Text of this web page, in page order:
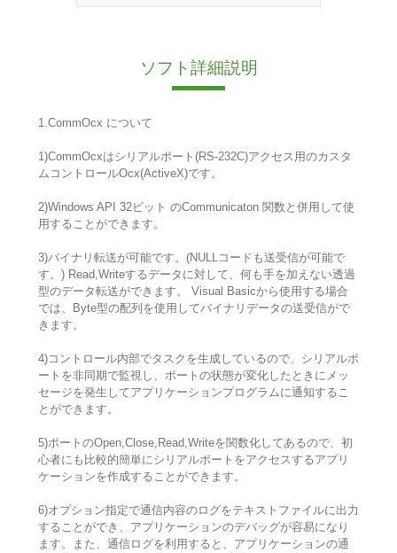
ソフト詳細説明
1.CommOcx について
1)CommOcxはシリアルポート(RS-232C)アクセス用のカスタ
ムコントロールOcx(ActiveX)です。
2)Windows API 32ビット のCommunicaton 関数と併用して使
用することができます。
3)バイナリ転送が可能です。(NULLコードも送受信が可能で
す。) Read,Writeするデータに対して、何も手を加えない透過
型のデータ転送ができます。 Visual Basicから使用する場合
では、Byte型の配列を使用してバイナリデータの送受信がで
きます。
4)コントロール内部でタスクを生成しているので、シリアルポ
ートを非同期で監視し、ポートの状態が変化したときにメッ
セージを発生してアプリケーションプログラムに通知するこ
とができます。
5)ポートのOpen,Close,Read,Writeを関数化してあるので、初
心者にも比較的簡単にシリアルポートをアクセスするアプリ
ケーションを作成することができます。
6)オプション指定で通信内容のログをテキストファイルに出力
することができ、アプリケーションのデバッグが容易になり
ます。また、通信ログを利用すると、アプリケーションの通